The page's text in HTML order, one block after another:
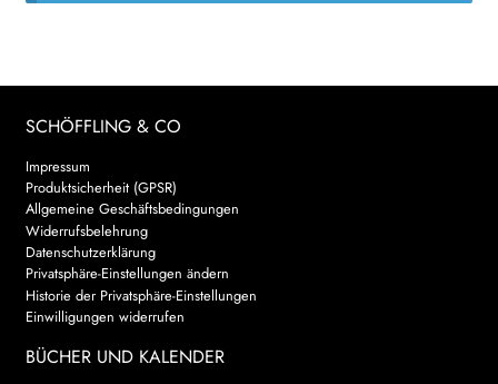
Search:
SCHÖFFLING & CO
Impressum
Produktsicherheit (GPSR)
Allgemeine Geschäftsbedingungen
Widerrufsbelehrung
Datenschutzerklärung
Privatsphäre-Einstellungen ändern
Historie der Privatsphäre-Einstellungen
Einwilligungen widerrufen
BÜCHER UND KALENDER